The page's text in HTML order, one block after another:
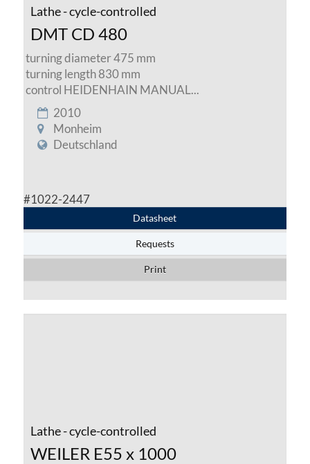
Lathe - cycle-controlled
DMT CD 480
turning diameter 475 mm
turning length 830 mm
control HEIDENHAIN MANUAL...
2010
Monheim
Deutschland
#1022-2447
Datasheet
Requests
Print
Lathe - cycle-controlled
WEILER E55 x 1000